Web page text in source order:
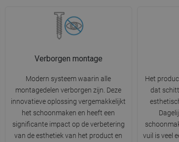
Verborgen montage
Modern systeem waarin alle
montagedelen verborgen zijn. Deze
innovatieve oplossing vergemakkelijkt
het schoonmaken en heeft een
significante impact op de verbetering
van de esthetiek van het product en
Het
dat
vuil is veel